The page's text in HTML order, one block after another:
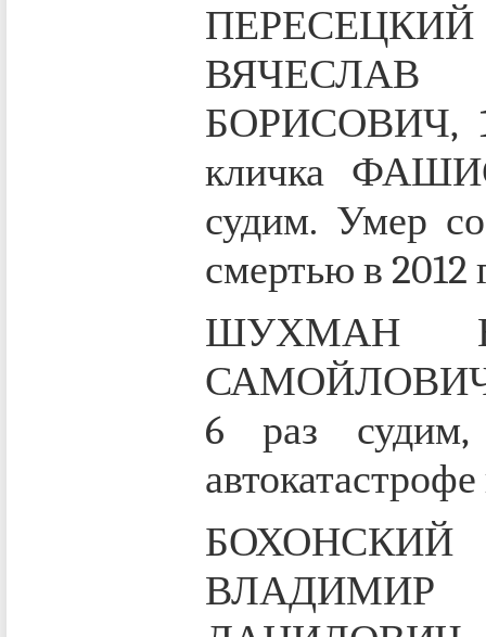
ПЕРЕСЕЦКИЙ
ВЯЧЕСЛАВ
БОРИСОВИЧ,
кличка
судим. Умер
смертью в 2012
ШУХМАН
САМОЙЛОВИЧ,
6 раз
автокатастрофе
БОХОНСКИЙ
ВЛАДИМИР